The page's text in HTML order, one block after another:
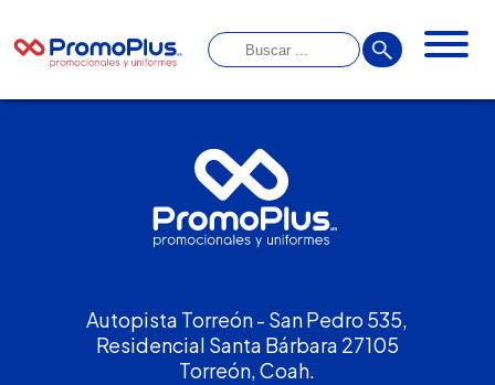
Autopista Torreón - San Pedro 535,
Residencial Santa Bárbara 27105
Torreón, Coah.